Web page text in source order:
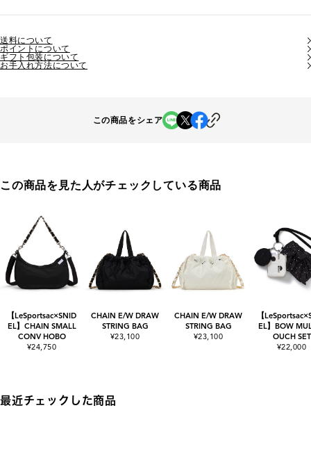
送料について
ポイントについて
ギフト包装について
お手入れ方法について
この商品をシェア
この商品を見た人がチェックしている商品
【LeSportsac×SNID
EL】CHAIN SMALL
CONV HOBO
¥24,750
CHAIN E/W DRAW
STRING BAG
¥23,100
CHAIN E/W DRAW
STRING BAG
¥23,100
【
EL】BOW
OUCH SET
¥22,000
最近チェックした商品